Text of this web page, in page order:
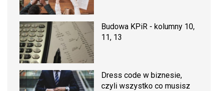
Budowa KPiR - kolumny 10,
11, 13
Dress code w biznesie,
czyli wszystko co musisz